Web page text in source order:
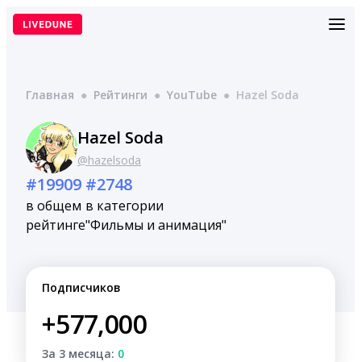
Перейти
Главная ● Рейтинги ● YouTube ● Hazel Soda
Hazel Soda
@hazelsoda
#19909
в общем
рейтинге
#2748
в категории
"Фильмы и анимация"
Подписчиков
+577,000
За 3 месяца: 0